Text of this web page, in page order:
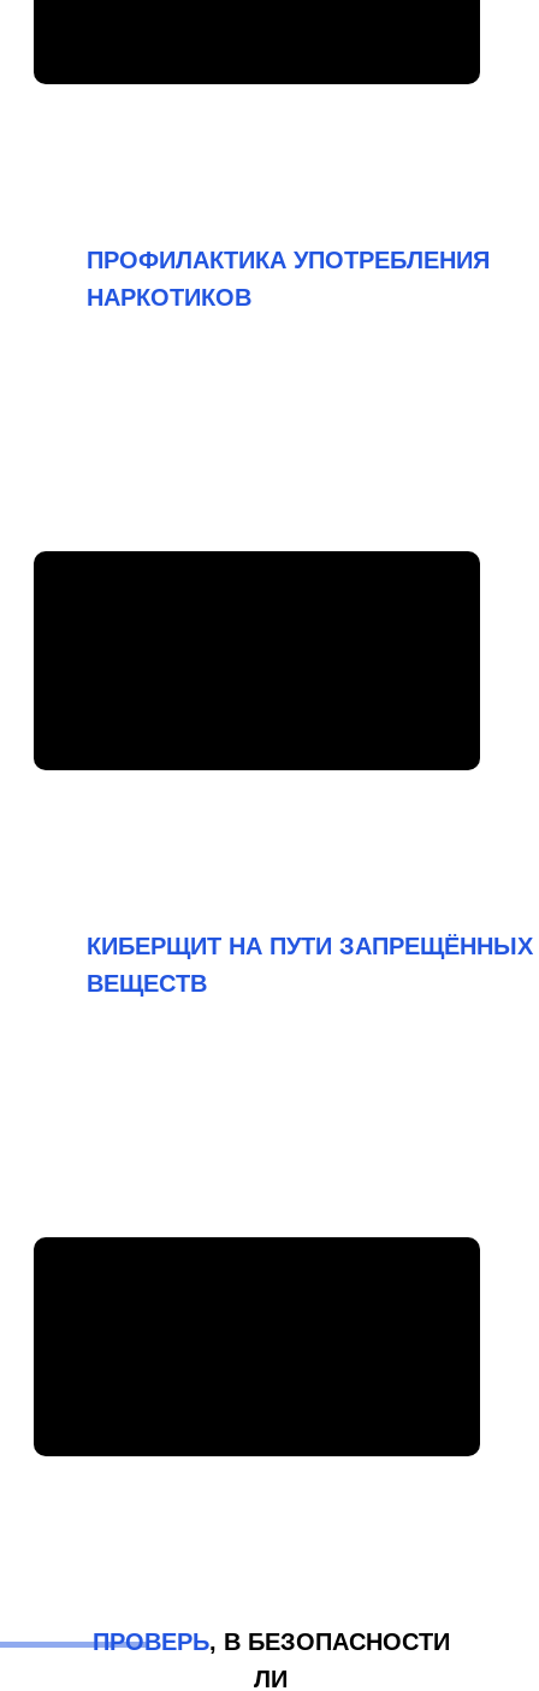
ПРОФИЛАКТИКА УПОТРЕБЛЕНИЯ
НАРКОТИКОВ
КИБЕРЩИТ НА ПУТИ ЗАПРЕЩЁННЫХ
ВЕЩЕСТВ
ПРОВЕРЬ, В БЕЗОПАСНОСТИ
ЛИ